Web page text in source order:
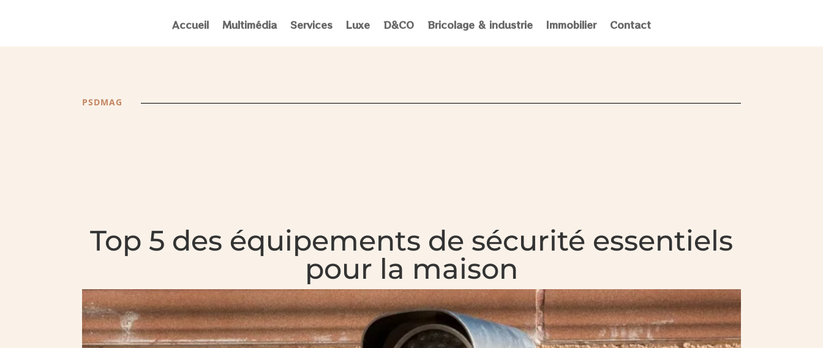
Accueil Multimédia Services Luxe D&CO Bricolage & industrie Immobilier Contact
PSDMAG
Top 5 des équipements de sécurité essentiels
pour la maison